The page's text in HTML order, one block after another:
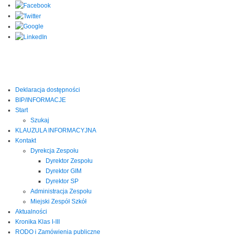
Deklaracja dostępności
BIP/INFORMACJE
Start
Szukaj
KLAUZULA INFORMACYJNA
Kontakt
Dyrekcja Zespołu
Dyrektor Zespołu
Dyrektor GIM
Dyrektor SP
Administracja Zespołu
Miejski Zespół Szkół
Aktualności
Kronika Klas I-III
RODO i Zamówienia publiczne